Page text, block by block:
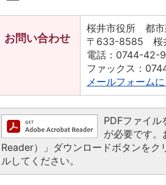
お問い合わせ
桜井市役所 都
〒633-8585 桜
電話：0744-42-
ファックス：
メールフォーム
PDFファイ
が必要です
Reader）」ダウンロードボタンを
ルしてください。